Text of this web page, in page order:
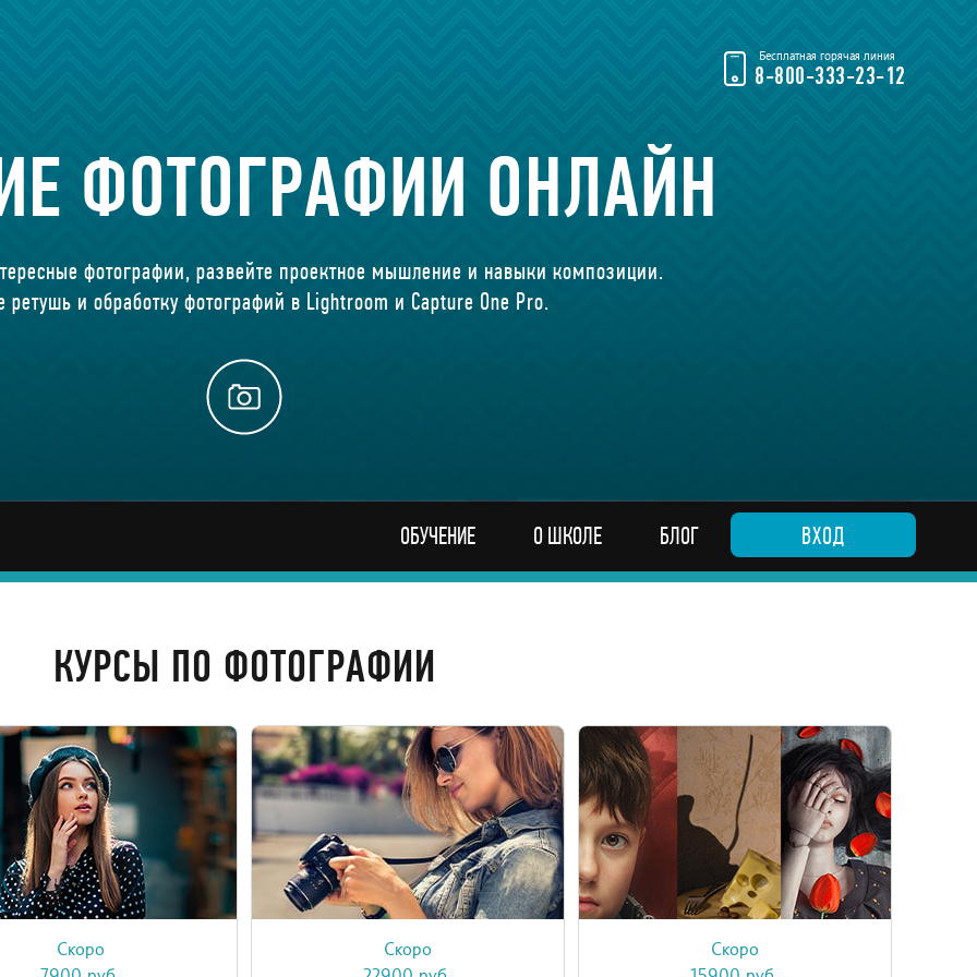
Бесплатная горячая линия
8-800-333-23-12
ФОТОГРАФИИ ОНЛАЙН
фотографии, развейте проектное мышление и навыки композиции.
ретушь и обработку фотографий в Lightroom и Capture One Pro.
ОБУЧЕНИЕ О ШКОЛЕ БЛОГ ВХОД
КУРСЫ ПО ФОТОГРАФИИ
экспресс-курс для всех,
делать красивые фотографии
Скоро
Онлайн-курс «Основы фотографии» –
это исчерпывающая интенсивная
Скоро
Онлайн-курс «Основы фотографии:
практика» – это интенсивная практика
Скоро